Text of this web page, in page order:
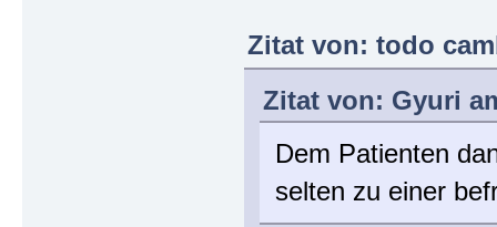
Zitat von: todo
Zitat von: Gyuri
Dem Patienten
selten zu einer